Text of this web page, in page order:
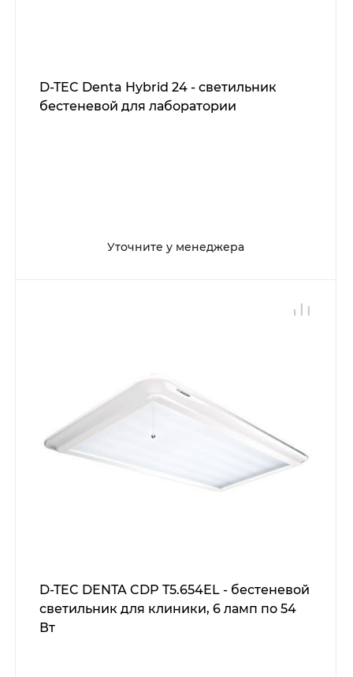
D-TEC Denta Hybrid 24 - светильник
бестеневой для лаборатории
Уточните у менеджера
D-TEC DENTA CDP T5.654EL - бестеневой
светильник для клиники, 6 ламп по 54
Вт